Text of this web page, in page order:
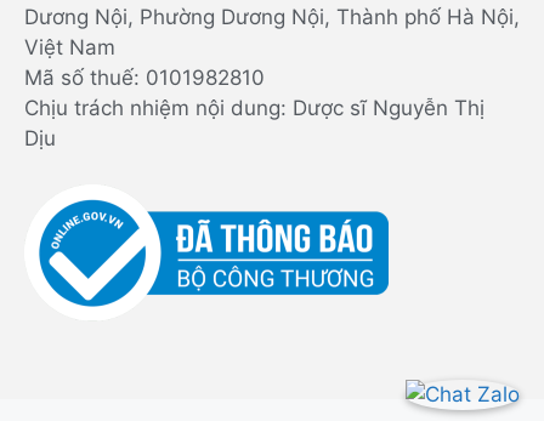
Dương Nội, Phường Dương Nội, Thành phố Hà Nội,
Việt Nam
Mã số thuế: 0101982810
Chịu trách nhiệm nội dung: Dược sĩ Nguyễn Thị
Dịu